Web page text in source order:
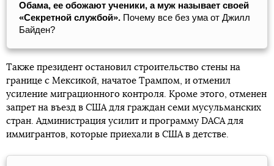
Обама, ее обожают ученики, а муж называет своей
«Секретной службой». Почему все без ума от Джилл
Байден?
Также президент остановил строительство стены на
границе с Мексикой, начатое Трампом, и отменил
усиление миграционного контроля. Кроме этого, отменен
запрет на въезд в США для граждан семи мусульманских
стран. Администрация усилит и программу DACA для
иммигрантов, которые приехали в США в детстве.